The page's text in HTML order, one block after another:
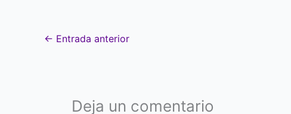
← Entrada anterior
Deja un comentario